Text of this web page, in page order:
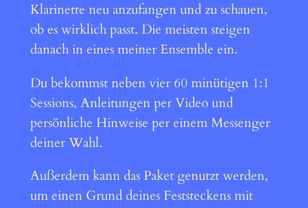
Klarinette neu anzufangen und zu schauen,
ob es wirklich passt. Die meisten steigen
danach in eines meiner Ensemble ein.
Du bekommst neben vier 60 minütigen 1:1
Sessions, Anleitungen per Video und
persönliche Hinweise per einem Messenger
deiner Wahl.
Außerdem kann das Paket genutzt werden,
um einen Grund deines Feststeckens mit